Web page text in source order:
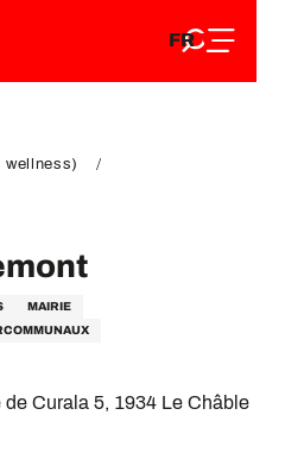
FR
EN
MAIRIE
Curala 5, 1934 Le Châble